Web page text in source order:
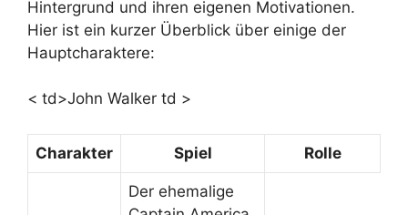
Hintergrund und ihren eigenen Motivationen.
Hier ist ein kurzer Überblick über einige der
Hauptcharaktere:
< td>John Walker td >
Charakter Spiel Rolle
Der ehemalige